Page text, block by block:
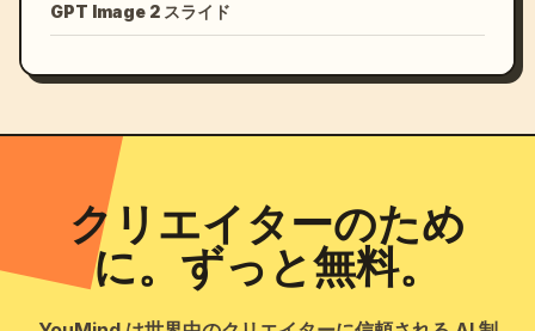
GPT Image 2 スライド
クリエイターのため
に。ずっと無料。